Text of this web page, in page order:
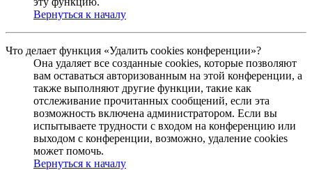
Вернуться к началу
Что делает функция «Удалить cookies конференции»?
Она удаляет все созданные cookies, которые позволяют
вам оставаться авторизованным на этой конференции, а
также выполняют другие функции, такие как
отслеживание прочитанных сообщений, если эта
возможность включена администратором. Если вы
испытываете трудности с входом на конференцию или
выходом с конференции, возможно, удаление cookies
может помочь.
Вернуться к началу